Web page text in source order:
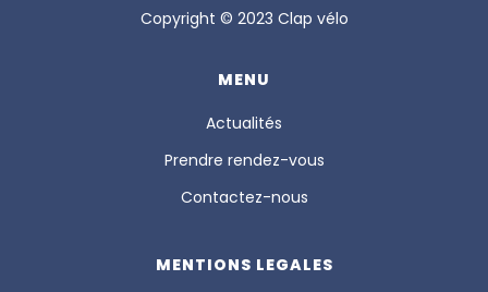
Copyright © 2023 Clap vélo
MENU
Actualités
Prendre rendez-vous
Contactez-nous
MENTIONS LEGALES